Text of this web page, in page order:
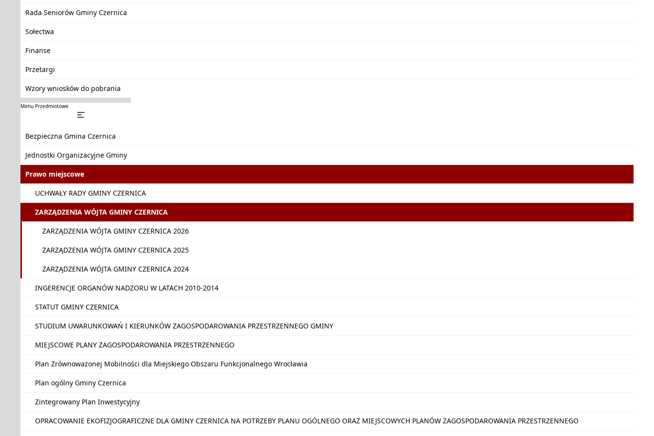
Rada Seniorów Gminy Czernica
Sołectwa
Finanse
Przetargi
Wzory wniosków do pobrania
Menu Przedmiotowe
Bezpieczna Gmina Czernica
Jednostki Organizacyjne Gminy
Prawo miejscowe
UCHWAŁY RADY GMINY CZERNICA
ZARZĄDZENIA WÓJTA GMINY CZERNICA
ZARZĄDZENIA WÓJTA GMINY CZERNICA 2026
ZARZĄDZENIA WÓJTA GMINY CZERNICA 2025
ZARZĄDZENIA WÓJTA GMINY CZERNICA 2024
INGERENCJE ORGANÓW NADZORU W LATACH 2010-2014
STATUT GMINY CZERNICA
STUDIUM UWARUNKOWAŃ I KIERUNKÓW ZAGOSPODAROWANIA PRZESTRZENNEGO GMINY
MIEJSCOWE PLANY ZAGOSPODAROWANIA PRZESTRZENNEGO
Plan Zrównoważonej Mobilności dla Miejskiego Obszaru Funkcjonalnego Wrocławia
Plan ogólny Gminy Czernica
Zintegrowany Plan Inwestycyjny
OPRACOWANIE EKOFIZJOGRAFICZNE DLA GMINY CZERNICA NA POTRZEBY PLANU OGÓLNEGO ORAZ MIEJSCOWYCH PLANÓW ZAGOSPODAROWANIA PRZESTRZENNEGO